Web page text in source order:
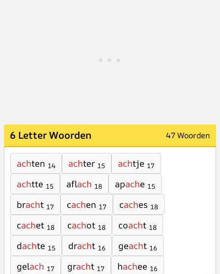
6 Letter Woorden 47 Woorden
achten 14 achter 15 achtje 17
achtte 15 aflach 18 apache 15
bracht 17 cachen 17 caches 18
cachet 18 cachot 18 coacht 18
dachte 15 dracht 16 geacht 16
gelach 17 gracht 17 hachee 16